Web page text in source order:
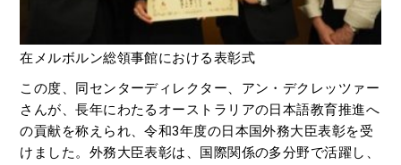
在メルボルン総領事館における表彰式
この度、同センターディレクター、アン・デクレッツァー
さんが、長年にわたるオーストラリアの日本語教育推進へ
の貢献を称えられ、令和3年度の日本国外務大臣表彰を受
けました。外務大臣表彰は、国際関係の多分野で活躍し、